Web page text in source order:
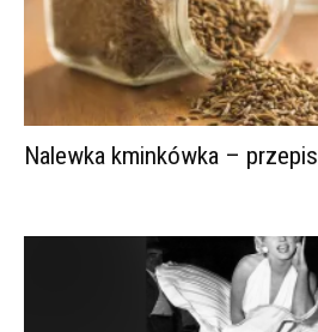
Nalewka kminkówka – przepis